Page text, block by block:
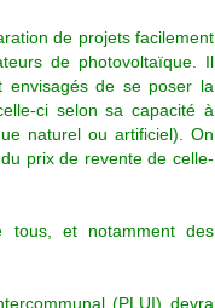
de projets facilement
de photovoltaïque. Il
envisagés de se poser la
ci selon sa capacité à
naturel ou artificiel). On
prix de revente de celle-
tous, et notamment des
(PLUI) devra